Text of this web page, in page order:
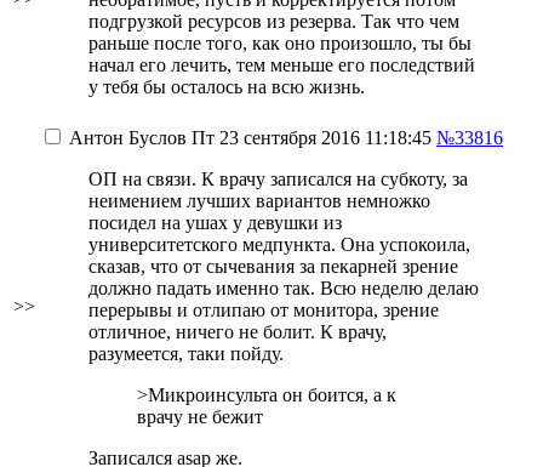
подгрузкой ресурсов из резерва. Так что чем
раньше после того, как оно произошло, ты бы
начал его лечить, тем меньше его последствий
у тебя бы осталось на всю жизнь.
>>
Антон Буслов Пт 23 сентября 2016 11:18:45 №33816
ОП на связи. К врачу записался на субкоту, за
неимением лучших вариантов немножко
посидел на ушах у девушки из
университетского медпункта. Она успокоила,
сказав, что от сычевания за пекарней зрение
должно падать именно так. Всю неделю делаю
перерывы и отлипаю от монитора, зрение
отличное, ничего не болит. К врачу,
разумеется, таки пойду.
>Микроинсульта он боится, а к
врачу не бежит
Записался asap же.